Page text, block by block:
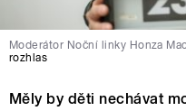
Moderátor Noční linky Honza
rozhlas
Měly by děti nechávat